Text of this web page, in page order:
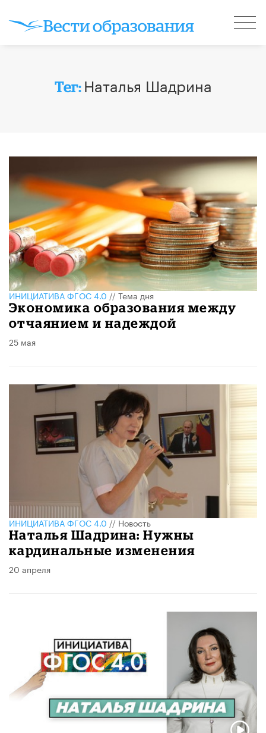
Тег: Наталья Шадрина
ИНИЦИАТИВА ФГОС 4.0//Тема дня
Экономика образования между
отчаянием и надеждой
25 мая
ИНИЦИАТИВА ФГОС 4.0//Новость
Наталья Шадрина: Нужны
кардинальные изменения
20 апреля